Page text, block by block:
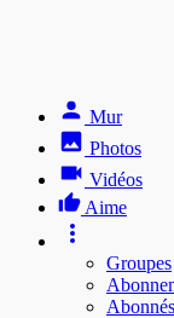
Mur
Photos
Vidéos
Aime
Groupes
Abonnés